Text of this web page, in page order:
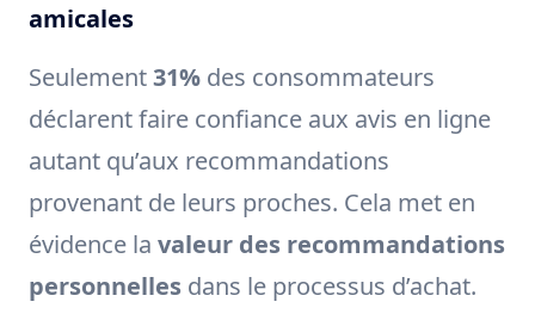
amicales
Seulement31% des consommateurs
déclarent faire confiance aux avis en ligne
autant qu’aux recommandations
provenant de leurs proches. Cela met en
évidence la valeur des recommandations
personnelles dans le processus d’achat.